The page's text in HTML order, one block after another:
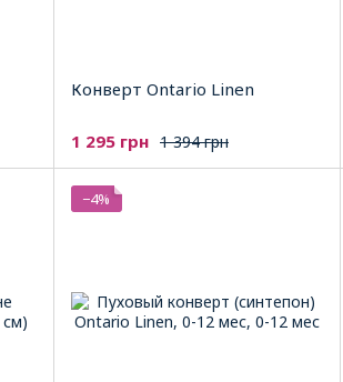
Конверт Ontario Linen
1 394 грн
1 295 грн
−4%